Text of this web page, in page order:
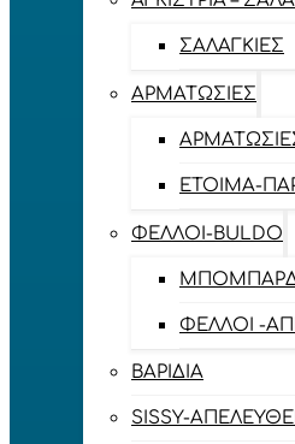
ΣΑΛΑΓΚΙΈΣ
ΑΡΜΑΤΩΣΙΈΣ
ΈΤΟΙΜΑ-
ΦΕΛΛΟΊ-BULDO
ΦΕΛΛΟΊ -
ΒΑΡΊΔΙΑ
SISSY-